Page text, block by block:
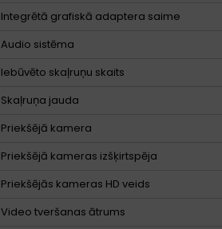
Integrētā grafiskā adaptera saime
Audio sistēma
Iebūvēto skaļruņu skaits
Skaļruņa jauda
Priekšējā kamera
Priekšējā kameras izšķirtspēja
Priekšējās kameras HD veids
Video tveršanas ātrums